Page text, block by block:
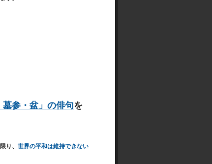
参・盆」の俳句を
り、 世界の平和は維持できない